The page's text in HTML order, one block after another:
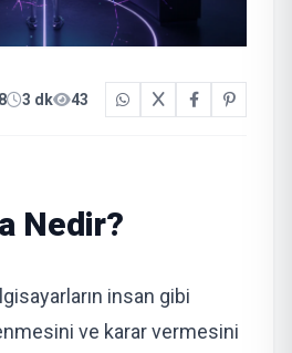
3 dk 43
Nedir?
insan gibi
ve karar vermesini